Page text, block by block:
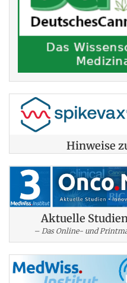
Hinweise
Aktuelle
– Das Online- und